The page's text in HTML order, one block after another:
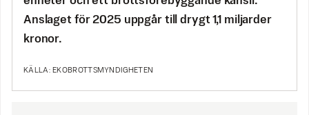
Anslaget för 2025 uppgår till drygt 1,1 miljarder
kronor.
KÄLLA: EKOBROTTSMYNDIGHETEN